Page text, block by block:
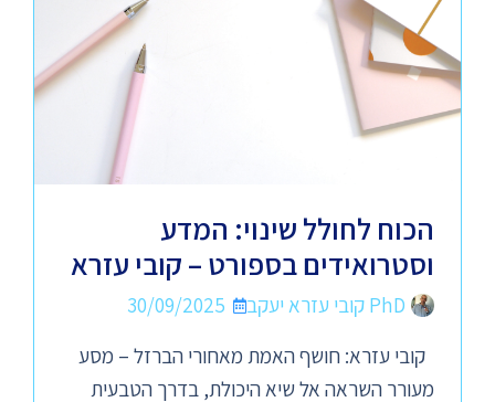
הכוח לחולל שינוי: המדע
וסטרואידים בספורט – קובי עזרא
PhD קובי עזרא יעקב
30/09/2025
קובי עזרא: חושף האמת מאחורי הברזל – מסע
מעורר השראה אל שיא היכולת, בדרך הטבעית